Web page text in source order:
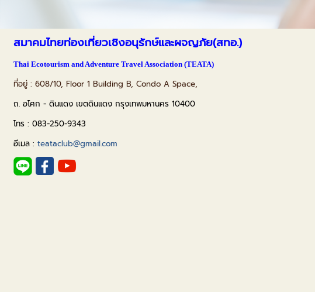
สมาคมไทยท่องเที่ยวเชิงอนุรักษ์และผจญภัย(สทอ.)
Thai Ecotourism and Adventure Travel Association (TEATA)
ที่อยู่ :608/10, Floor 1 Building B, Condo A Space,
ถ. อโศก - ดินแดง เขตดินแดง กรุงเทพมหานคร 10400
โทร : 083-250-9343
อีเมล :teataclub@gmail.com